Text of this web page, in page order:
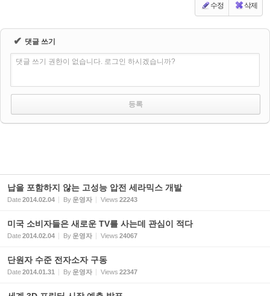
수정 삭제
✔ 댓글 쓰기
댓글 쓰기 권한이 없습니다. 로그인 하시겠습니까?
납을 포함하지 않는 고성능 압전 세라믹스 개발
Date2014.02.04 By 운영자 Views 22243
미국 소비자들은 새로운 TV를 사는데 관심이 적다
Date2014.02.04 By 운영자 Views 24067
단원자 수준 전자소자 구동
Date2014.01.31 By 운영자 Views 22347